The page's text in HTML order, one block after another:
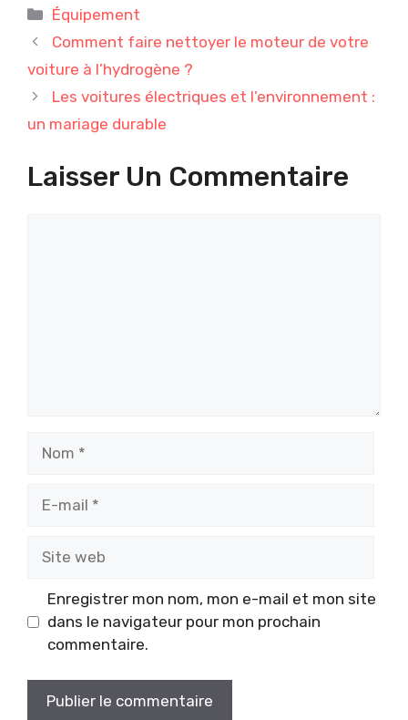
Catégories
Équipement
Comment faire nettoyer le moteur de votre
voiture à l’hydrogène ?
Les voitures électriques et l’environnement :
un mariage durable
Laisser Un Commentaire
Enregistrer mon nom, mon e-mail et mon site
dans le navigateur pour mon prochain
commentaire.